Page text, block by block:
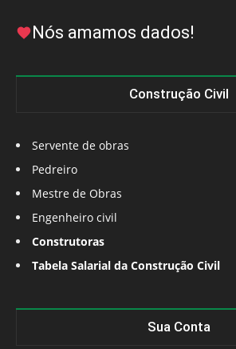
Nós amamos dados!
Construção Civil
Servente de obras
Pedreiro
Mestre de Obras
Engenheiro civil
Construtoras
Tabela Salarial da Construção Civil
Sua Conta